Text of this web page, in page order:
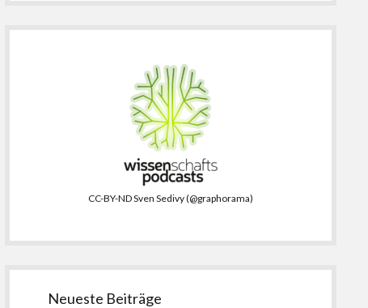
CC-BY-ND Sven Sedivy (@graphorama)
Neueste Beiträge